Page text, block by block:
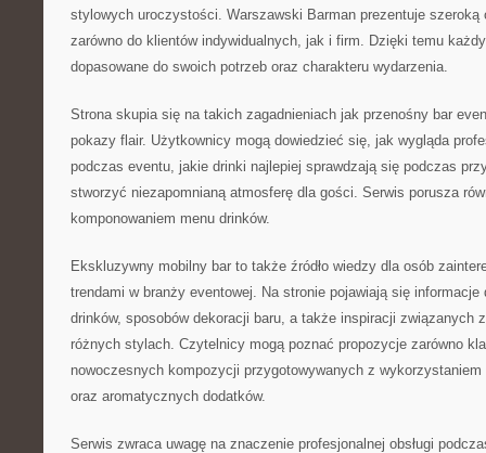
stylowych uroczystości. Warszawski Barman prezentuje szeroką
zarówno do klientów indywidualnych, jak i firm. Dzięki temu
dopasowane do swoich potrzeb oraz charakteru wydarzenia.
Strona skupia się na takich zagadnieniach jak przenośny bar
pokazy flair. Użytkownicy mogą dowiedzieć się, jak wygląda
podczas eventu, jakie drinki najlepiej sprawdzają się podczas
stworzyć niezapomnianą atmosferę dla gości. Serwis porusza
komponowaniem menu drinków.
Ekskluzywny mobilny bar to także źródło wiedzy dla osób
trendami w branży eventowej. Na stronie pojawiają się
drinków, sposobów dekoracji baru, a także inspiracji związanych
różnych stylach. Czytelnicy mogą poznać propozycje zarówno
nowoczesnych kompozycji przygotowywanych z
oraz aromatycznych dodatków.
Serwis zwraca uwagę na znaczenie profesjonalnej obsługi